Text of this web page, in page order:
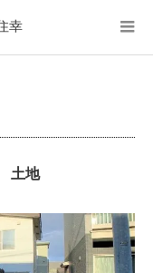
幸
土地